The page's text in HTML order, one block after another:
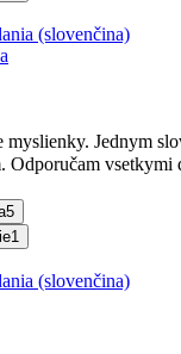
(slovenčina)
myslienky. Jednym
Odporučam vsetkymi
5
1
(slovenčina)